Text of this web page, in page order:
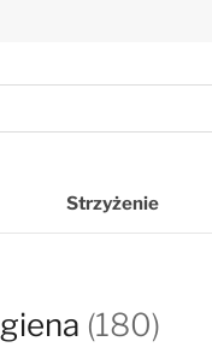
Strzyżenie
(180)